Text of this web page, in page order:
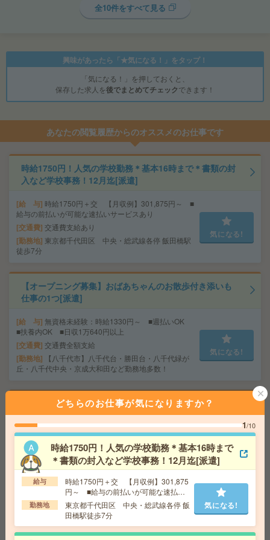
全10件をすべて見る
興味があったら「★気になる！」をタップ！
「気になる！」を押しておくと、
保存した求人を後でまとめてチェックできます！
あなたの閲覧履歴からのオススメのお仕事です
時給1750円！人気の学校勤務＊基本16時まで＊書類の封
入など学校事務！12月迄[派遣]
給 与 時給1750円＋交 【月収例】301,875円～ ■
給与の前払いが可能な速払いサービスあり
交通費 交通費支給あり
勤務地 東京都千代田区 中央・総武線各停 飯田橋駅
徒歩7分
気になる!
【オープニング募集】おばあちゃんのお散歩付き添いも
仕事の1つ[派遣]
給 与 無資格未経験：時給1330円～ ■週払いOK
■扶養内OK ■日収1万640円以上
交通費 交通費全額支給
勤務地
【八千代市】八千代台・勝田台・八千代緑が
丘・八千代中央・京成大和田など勤務地多数！
気になる!
完全在宅＊時給1900円！週4日＆10-15時半勤務！人材サ
ービス企業で営業事務[派遣]
給 与 時給1900円～2100円＋交 ■給与の前払いが
可能な速払いサービスあり
交通費 交通費支給あり
勤務地 東京都千代田区 東京メトロ有楽町線 麹町駅
徒歩1分、東京メトロ半蔵門線 半蔵門駅徒歩5分
気になる!
《単発1日OK！日払い可》＊DMのモクモクシール貼り
[派遣]
どちらのお仕事が気になりますか？
1/10
時給1750円！人気の学校勤務＊基本16時まで
＊書類の封入など学校事務！12月迄[派遣]
給与
時給1750円＋交 【月収例】301,875
円～ ■給与の前払いが可能な速払い
サービスあり
勤務地
東京都千代田区 中央・総武線各停 飯
田橋駅徒歩7分
気になる!